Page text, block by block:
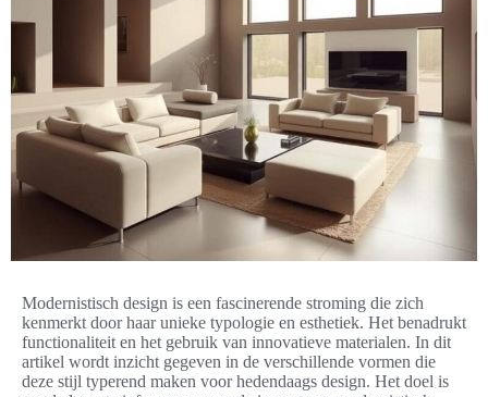
Modernistisch design is een fascinerende stroming die zich
kenmerkt door haar unieke typologie en esthetiek. Het benadrukt
functionaliteit en het gebruik van innovatieve materialen. In dit
artikel wordt inzicht gegeven in de verschillende vormen die
deze stijl typerend maken voor hedendaags design. Het doel is